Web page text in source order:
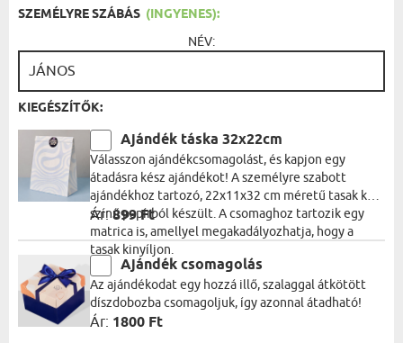
SZEMÉLYRE SZÁBÁS (INGYENES):
NÉV:
KIEGÉSZÍTŐK:
Ajándék táska 32x22cm
Válasszon ajándékcsomagolást, és kapjon egy
átadásra kész ajándékot! A személyre szabott
ajándékhoz tartozó, 22x11x32 cm méretű tasak kék
színű papírból készült. A csomaghoz tartozik egy
matrica is, amellyel megakadályozhatja, hogy a
tasak kinyíljon.
Ár:899 Ft
Ajándék csomagolás
Az ajándékodat egy hozzá illő, szalaggal átkötött
díszdobozba csomagoljuk, így azonnal átadható!
Ár: 1800 Ft